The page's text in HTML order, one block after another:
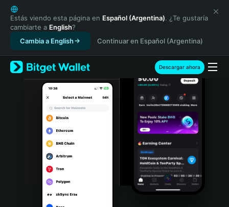
English
日本語
Tiếng Việt
Русский
Español (Latinoamérica)
Türkçe
Italiano
Português (Portugal)
Bahasa Indonesia
Estás viendo esta página en Español (Argentina). ¿Te gustaría
cambiarte a English?
Cambia a English
Continuar en Español (Argentina)
Descargar ahora